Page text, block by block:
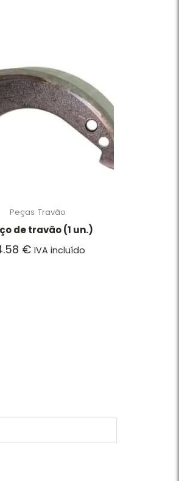
Peças Travão
de travão (1 un.)
€ IVA incluído